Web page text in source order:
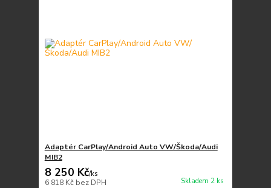
Adaptér CarPlay/Android Auto VW/Škoda/Audi
MIB2
8 250 Kč/ks
6 818 Kč bez DPH Skladem 2 ks